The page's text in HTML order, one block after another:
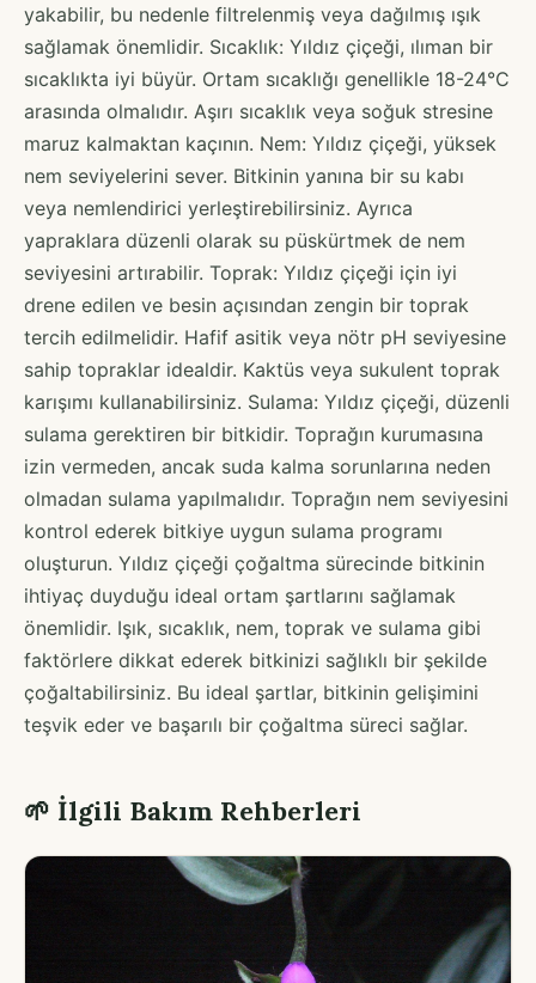
yakabilir, bu nedenle filtrelenmiş veya dağılmış ışık
sağlamak önemlidir. Sıcaklık: Yıldız çiçeği, ılıman bir
sıcaklıkta iyi büyür. Ortam sıcaklığı genellikle 18-24°C
arasında olmalıdır. Aşırı sıcaklık veya soğuk stresine
maruz kalmaktan kaçının. Nem: Yıldız çiçeği, yüksek
nem seviyelerini sever. Bitkinin yanına bir su kabı
veya nemlendirici yerleştirebilirsiniz. Ayrıca
yapraklara düzenli olarak su püskürtmek de nem
seviyesini artırabilir. Toprak: Yıldız çiçeği için iyi
drene edilen ve besin açısından zengin bir toprak
tercih edilmelidir. Hafif asitik veya nötr pH seviyesine
sahip topraklar idealdir. Kaktüs veya sukulent toprak
karışımı kullanabilirsiniz. Sulama: Yıldız çiçeği, düzenli
sulama gerektiren bir bitkidir. Toprağın kurumasına
izin vermeden, ancak suda kalma sorunlarına neden
olmadan sulama yapılmalıdır. Toprağın nem seviyesini
kontrol ederek bitkiye uygun sulama programı
oluşturun. Yıldız çiçeği çoğaltma sürecinde bitkinin
ihtiyaç duyduğu ideal ortam şartlarını sağlamak
önemlidir. Işık, sıcaklık, nem, toprak ve sulama gibi
faktörlere dikkat ederek bitkinizi sağlıklı bir şekilde
çoğaltabilirsiniz. Bu ideal şartlar, bitkinin gelişimini
teşvik eder ve başarılı bir çoğaltma süreci sağlar.
🌱 İlgili Bakım Rehberleri